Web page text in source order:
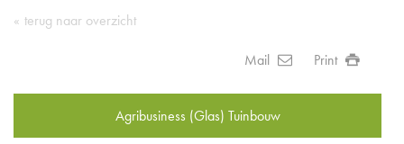
terug naar overzicht
Mail Print
Agribusiness (Glas) Tuinbouw